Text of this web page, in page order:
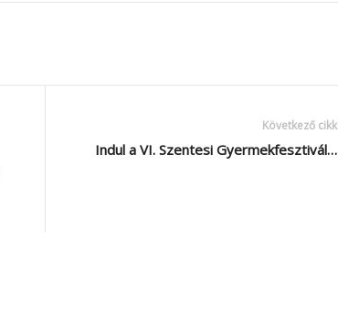
Következő cikk
Indul a VI. Szentesi Gyermekfesztivál…